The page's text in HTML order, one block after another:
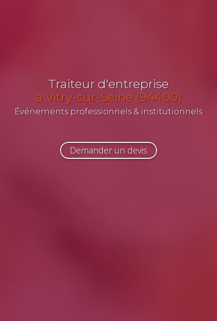
Traiteur d'entreprise
à Vitry-sur-Seine (94400)
Événements professionnels & institutionnels
Demander un devis